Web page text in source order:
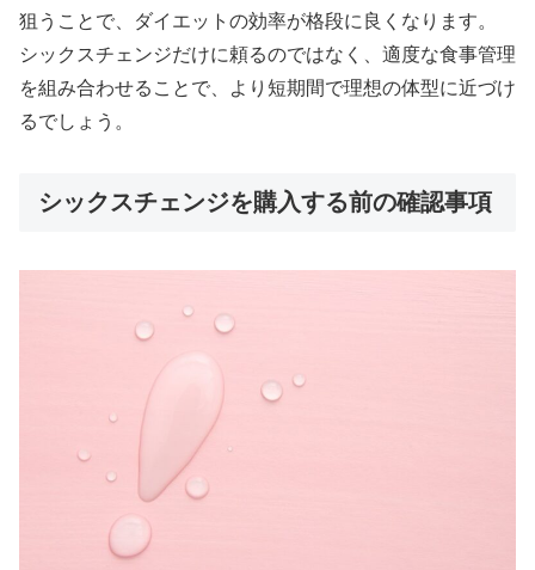
狙うことで、ダイエットの効率が格段に良くなります。
シックスチェンジだけに頼るのではなく、適度な食事管理
を組み合わせることで、より短期間で理想の体型に近づけ
るでしょう。
シックスチェンジを購入する前の確認事項